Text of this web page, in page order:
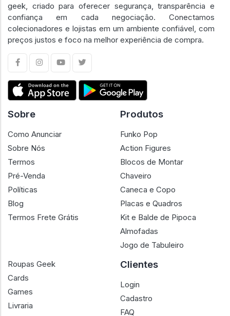
geek, criado para oferecer segurança, transparência e
confiança em cada negociação. Conectamos
colecionadores e lojistas em um ambiente confiável, com
preços justos e foco na melhor experiência de compra.
Sobre
Como Anunciar
Sobre Nós
Termos
Pré-Venda
Políticas
Blog
Termos Frete Grátis
Produtos
Funko Pop
Action Figures
Blocos de Montar
Chaveiro
Caneca e Copo
Placas e Quadros
Kit e Balde de Pipoca
Almofadas
Jogo de Tabuleiro
Roupas Geek
Cards
Games
Livraria
Clientes
Login
Cadastro
FAQ